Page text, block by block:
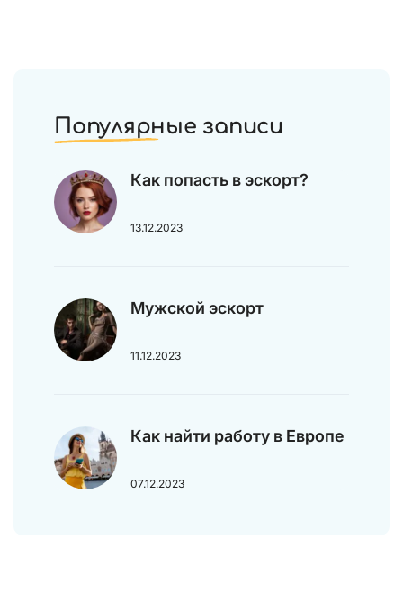
Популярные записи
Как попасть в эскорт?
13.12.2023
Мужской эскорт
11.12.2023
Как найти работу в Европе
07.12.2023